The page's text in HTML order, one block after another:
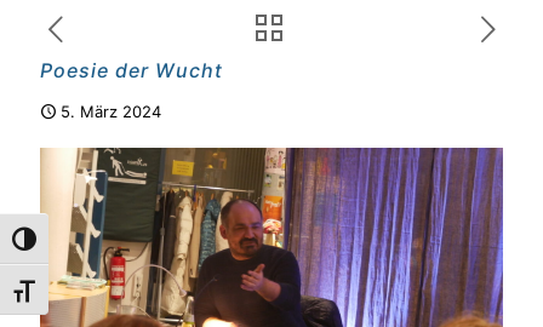
Umschalten auf hohe Kontraste
Schrift vergrößern
Poesie der Wucht
5. März 2024